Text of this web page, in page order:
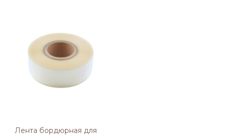
Лента бордюрная для